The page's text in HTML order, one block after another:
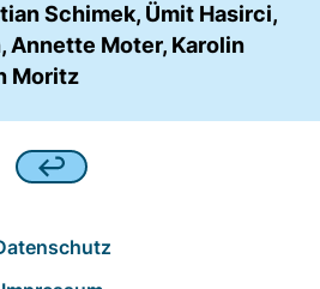
Schimek, Ümit Hasirci,
Annette Moter, Karolin
Moritz
Identifizierung
mit